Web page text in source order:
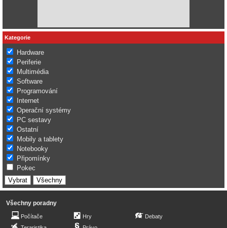
Kategorie
Hardware
Periferie
Multimédia
Software
Programování
Internet
Operační systémy
PC sestavy
Ostatní
Mobily a tablety
Notebooky
Připomínky
Pokec
Všechny poradny
Počítače
Hry
Debaty